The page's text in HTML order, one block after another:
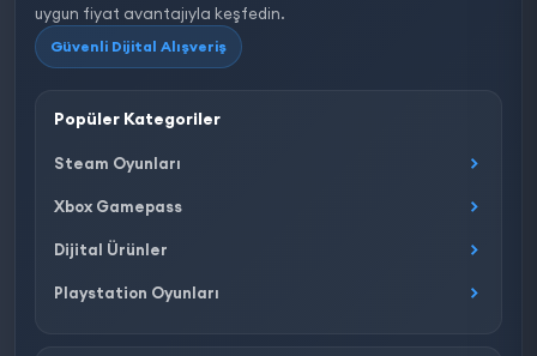
uygun fiyat avantajıyla keşfedin.
Güvenli Dijital Alışveriş
Popüler Kategoriler
Steam Oyunları
Xbox Gamepass
Dijital Ürünler
Playstation Oyunları